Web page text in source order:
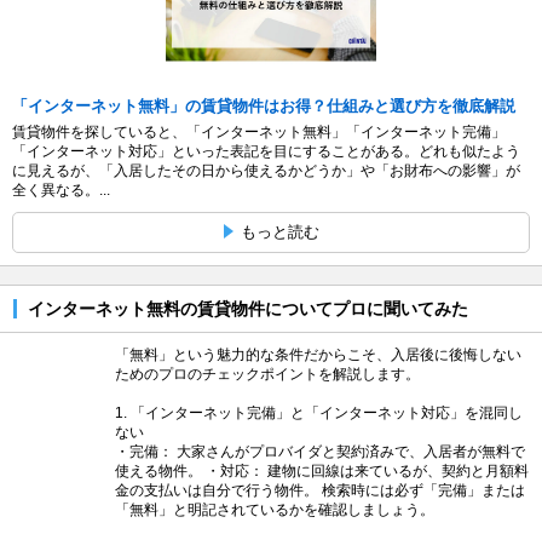
「インターネット無料」の賃貸物件はお得？仕組みと選び方を徹底解説
賃貸物件を探していると、「インターネット無料」「インターネット完備」
「インターネット対応」といった表記を目にすることがある。どれも似たよう
に見えるが、「入居したその日から使えるかどうか」や「お財布への影響」が
全く異なる。...
もっと読む
インターネット無料の賃貸物件についてプロに聞いてみた
「無料」という魅力的な条件だからこそ、入居後に後悔しない
ためのプロのチェックポイントを解説します。
1. 「インターネット完備」と「インターネット対応」を混同し
ない
・完備： 大家さんがプロバイダと契約済みで、入居者が無料で
使える物件。 ・対応： 建物に回線は来ているが、契約と月額料
金の支払いは自分で行う物件。 検索時には必ず「完備」または
「無料」と明記されているかを確認しましょう。